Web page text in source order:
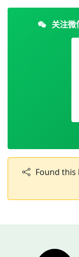
关注微
Found